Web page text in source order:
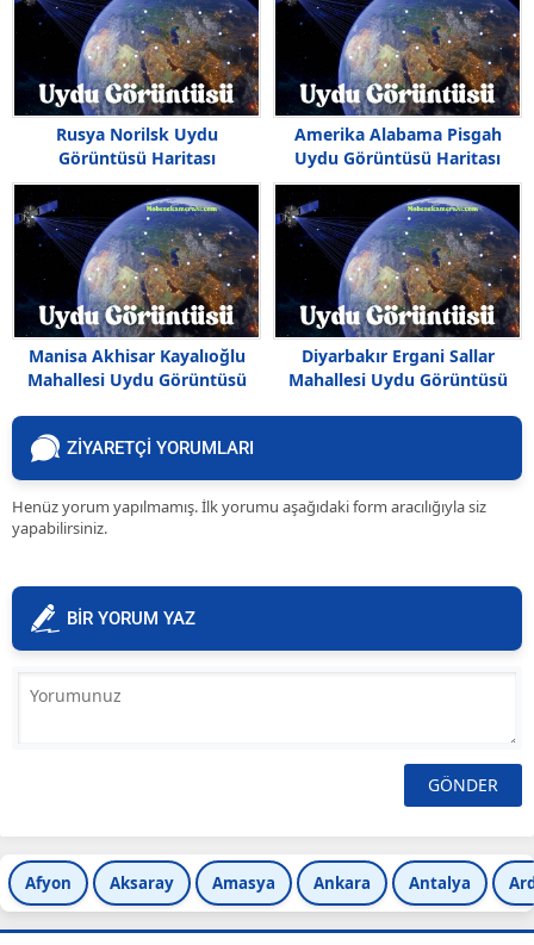
Rusya Norilsk Uydu
Görüntüsü Haritası
Amerika Alabama Pisgah
Uydu Görüntüsü Haritası
Manisa Akhisar Kayalıoğlu
Mahallesi Uydu Görüntüsü
Diyarbakır Ergani Sallar
Mahallesi Uydu Görüntüsü
ZİYARETÇİ YORUMLARI
Henüz yorum yapılmamış. İlk yorumu aşağıdaki form aracılığıyla siz
yapabilirsiniz.
BİR YORUM YAZ
Afyon Aksaray Amasya Ankara Antalya